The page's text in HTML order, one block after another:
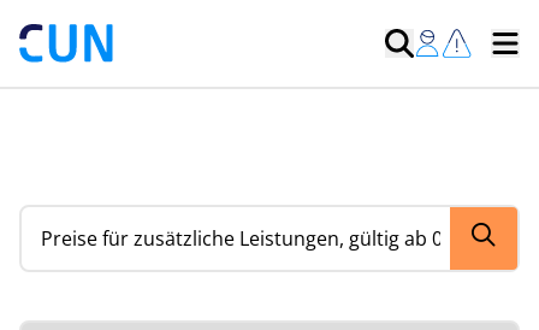
Suche nach Dokumenten